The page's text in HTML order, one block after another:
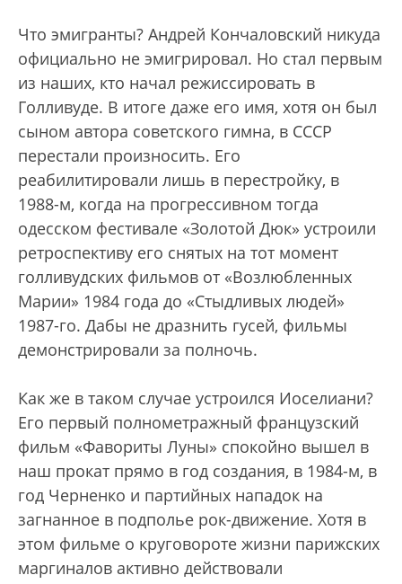
Что эмигранты? Андрей Кончаловский никуда
официально не эмигрировал. Но стал первым
из наших, кто начал режиссировать в
Голливуде. В итоге даже его имя, хотя он был
сыном автора советского гимна, в СССР
перестали произносить. Его
реабилитировали лишь в перестройку, в
1988-м, когда на прогрессивном тогда
одесском фестивале «Золотой Дюк» устроили
ретроспективу его снятых на тот момент
голливудских фильмов от «Возлюбленных
Марии» 1984 года до «Стыдливых людей»
1987-го. Дабы не дразнить гусей, фильмы
демонстрировали за полночь.
Как же в таком случае устроился Иоселиани?
Его первый полнометражный французский
фильм «Фавориты Луны» спокойно вышел в
наш прокат прямо в год создания, в 1984-м, в
год Черненко и партийных нападок на
загнанное в подполье рок-движение. Хотя в
этом фильме о круговороте жизни парижских
маргиналов активно действовали